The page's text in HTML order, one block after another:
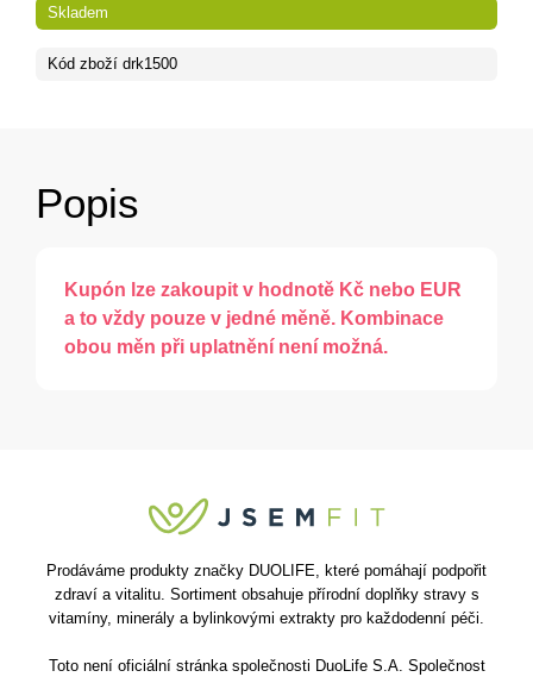
Skladem
Kód zboží drk1500
Popis
Kupón lze zakoupit v hodnotě Kč nebo EUR
a to vždy pouze v jedné měně. Kombinace
obou měn při uplatnění není možná.
Prodáváme produkty značky DUOLIFE, které pomáhají podpořit
zdraví a vitalitu. Sortiment obsahuje přírodní doplňky stravy s
vitamíny, minerály a bylinkovými extrakty pro každodenní péči.
Toto není oficiální stránka společnosti DuoLife S.A. Společnost